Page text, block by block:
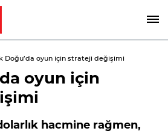
Doğu’da oyun için strateji değişimi
oyun için
hacmine rağmen,